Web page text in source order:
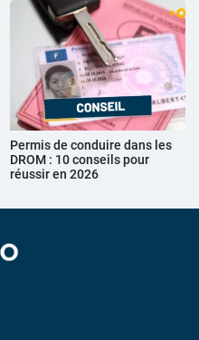
Permis de conduire dans les
DROM : 10 conseils pour
réussir en 2026